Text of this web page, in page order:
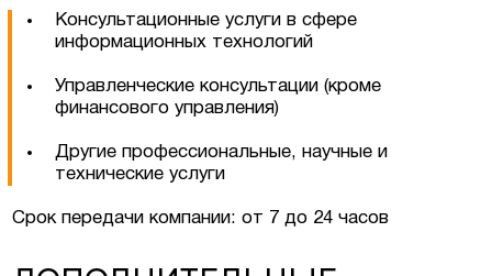
Консультационные услуги в сфере
информационных технологий
Управленческие консультации (кроме
финансового управления)
Другие профессиональные, научные и
технические услуги
Срок передачи компании: от 7 до 24 часов